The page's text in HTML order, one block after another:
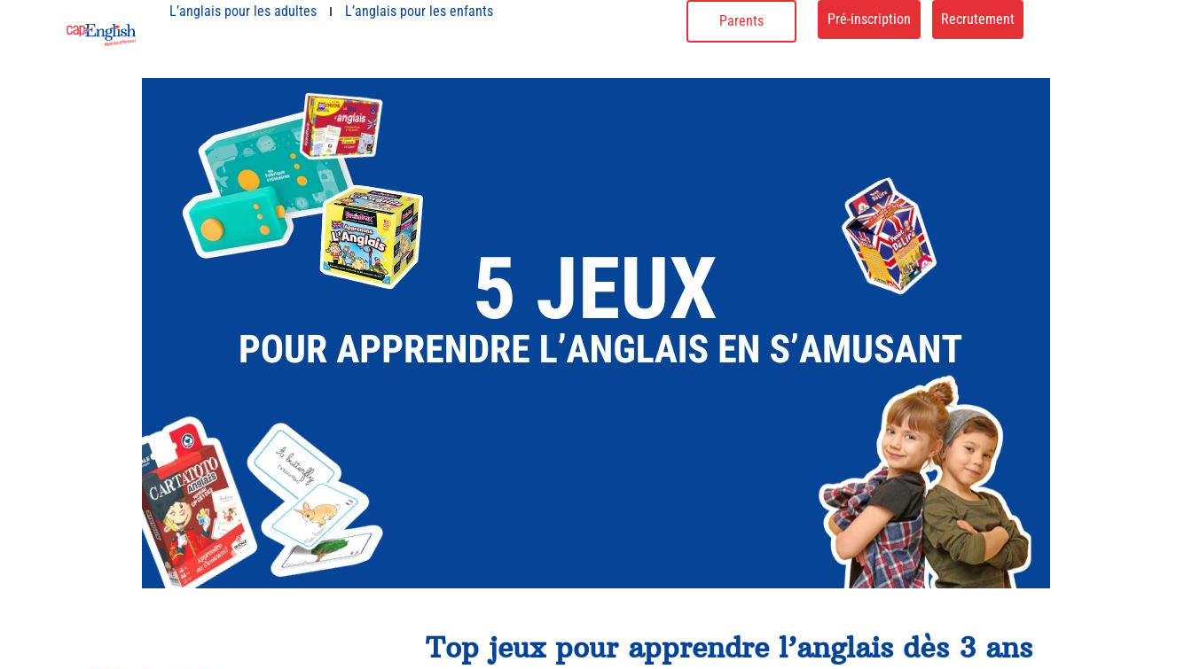
L’anglais pour les adultes L’anglais pour les enfants
Parents Pré-inscription Recrutement
Top jeux pour apprendre l’anglais dès 3 ans